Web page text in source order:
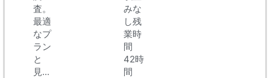
査。
最適
なプ
ラン
と
見...
みな
し残
業時
間
42時
間